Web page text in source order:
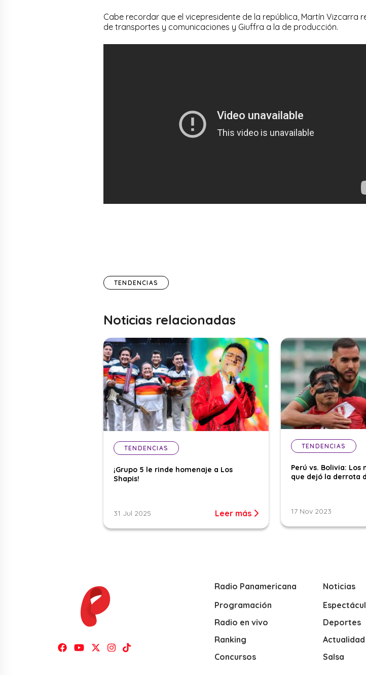
Cabe recordar que el vicepresidente de la república, Martín Vizcarra
de transportes y comunicaciones y Giuffra a la de producción.
TENDENCIAS
Noticias relacionadas
TENDENCIAS
¡Grupo 5 le rinde homenaje a Los
Shapis!
31 Jul 2025 Leer más
TENDENCIAS
Perú vs. Bolivia: Los
que dejó la derrota
17 Nov 2023
Radio Panamericana
Programación
Radio en vivo
Ranking
Concursos
Noticias
Deportes
Actualidad
Salsa